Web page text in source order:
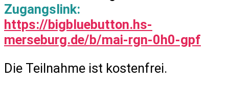
Zugangslink:
https://bigbluebutton.hs-
merseburg.de/b/mai-rgn-0h0-gpf
Die Teilnahme ist kostenfrei.